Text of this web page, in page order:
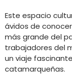
Este espacio
ávidos de
más grande del
trabajadores del
un viaje
catamarqueñas.